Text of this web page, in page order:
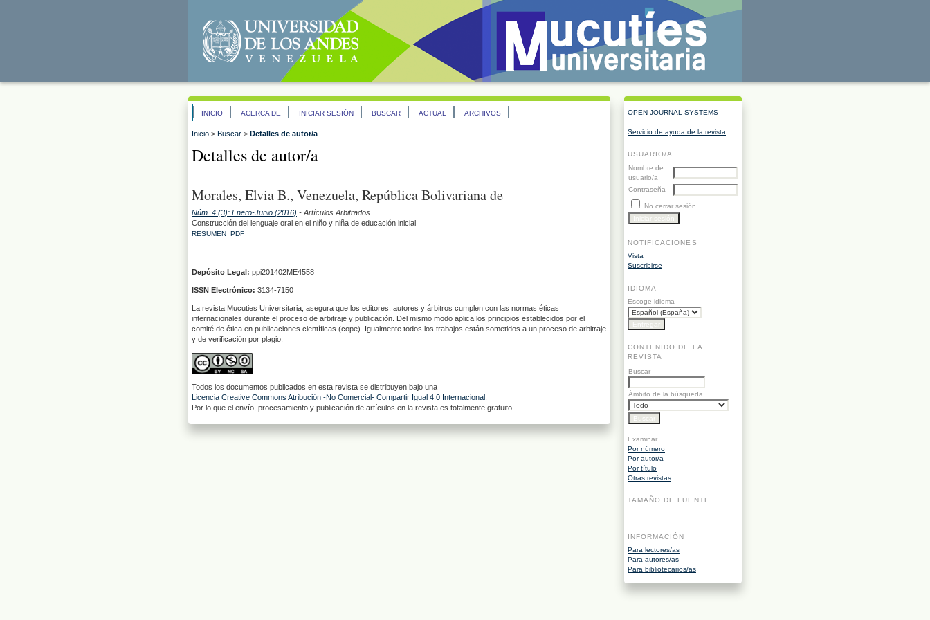
OPEN JOURNAL SYSTEMS
Servicio de ayuda de la revista
USUARIO/A
Nombre de
usuario/a
Contraseña
No cerrar sesión
NOTIFICACIONES
Vista
Suscribirse
IDIOMA
Escoge idioma
CONTENIDO DE LA
REVISTA
Buscar
Ámbito de la búsqueda
Examinar
Por número
Por autor/a
Por título
Otras revistas
TAMAÑO DE FUENTE
INFORMACIÓN
Para lectores/as
Para autores/as
Para bibliotecarios/as
INICIO ACERCA DE INICIAR SESIÓN BUSCAR ACTUAL ARCHIVOS
Inicio > Buscar > Detalles de autor/a
Detalles de autor/a
Morales, Elvia B., Venezuela, República Bolivariana de
Núm. 4 (3): Enero-Junio (2016) - Artículos Arbitrados
Construcción del lenguaje oral en el niño y niña de educación inicial
RESUMEN PDF
Depósito Legal: ppi201402ME4558
ISSN Electrónico: 3134-7150
La revista Mucuties Universitaria, asegura que los editores, autores y árbitros cumplen con las normas éticas
internacionales durante el proceso de arbitraje y publicación. Del mismo modo aplica los principios establecidos por el
comité de ética en publicaciones científicas (cope). Igualmente todos los trabajos están sometidos a un proceso de arbitraje
y de verificación por plagio.
Todos los documentos publicados en esta revista se distribuyen bajo una
Licencia Creative Commons Atribución -No Comercial- Compartir Igual 4.0 Internacional.
Por lo que el envío, procesamiento y publicación de artículos en la revista es totalmente gratuito.